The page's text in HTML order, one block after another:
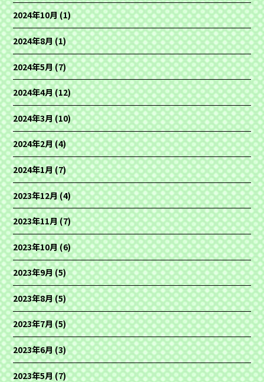
2024年10月(1)
2024年8月(1)
2024年5月(7)
2024年4月(12)
2024年3月(10)
2024年2月(4)
2024年1月(7)
2023年12月(4)
2023年11月(7)
2023年10月(6)
2023年9月(5)
2023年8月(5)
2023年7月(5)
2023年6月(3)
2023年5月(7)